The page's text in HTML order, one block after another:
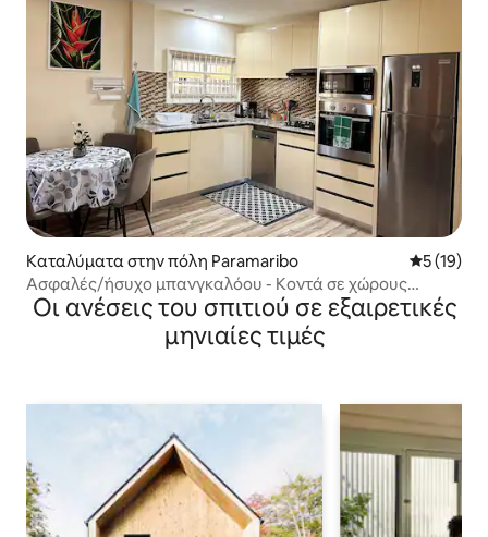
Καταλύματα στην πόλη Paramaribo Μέση
5 (19)
Ασφαλές/ήσυχο μπανγκαλόου - Κοντά σε χώρους
διασκέδασης
Οι ανέσεις του σπιτιού σε εξαιρετικές
μηνιαίες τιμές